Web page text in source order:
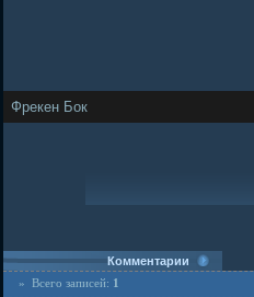
Фрекен Бок
Комментарии
» Всего записей: 1